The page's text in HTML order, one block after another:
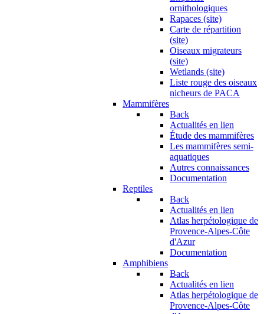
ornithologiques
Rapaces (site)
Carte de répartition
(site)
Oiseaux migrateurs
(site)
Wetlands (site)
Liste rouge des oiseaux
nicheurs de PACA
Mammifères
Back
Actualités en lien
Étude des mammifères
Les mammifères semi-
aquatiques
Autres connaissances
Documentation
Reptiles
Back
Actualités en lien
Atlas herpétologique de
Provence-Alpes-Côte
d'Azur
Documentation
Amphibiens
Back
Actualités en lien
Atlas herpétologique de
Provence-Alpes-Côte